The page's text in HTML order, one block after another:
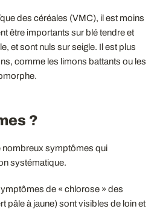
des céréales (VMC), il est moins
être importants sur blé tendre et
et sont nuls sur seigle. Il est plus
comme les limons battants ou les
?
symptômes qui
systématique.
de « chlorose » des
pâle à jaune) sont visibles de loin et